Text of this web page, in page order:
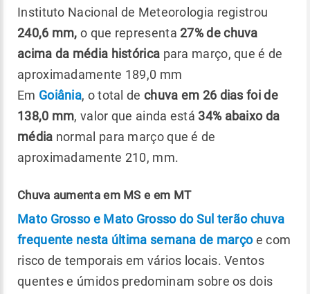
Instituto Nacional de Meteorologia registrou
240,6 mm, o que representa27% de chuva
acima da média histórica para março, que é de
aproximadamente 189,0 mm
Em Goiânia, o total de chuva em 26 dias foi de
138,0 mm, valor que ainda está 34% abaixo da
média normal para março que é de
aproximadamente 210, mm.
Chuva aumenta em MS e em MT
Mato Grosso e Mato Grosso do Sul terão chuva
frequente nesta última semana de marçoe com
risco de temporais em vários locais. Ventos
quentes e úmidos predominam sobre os dois